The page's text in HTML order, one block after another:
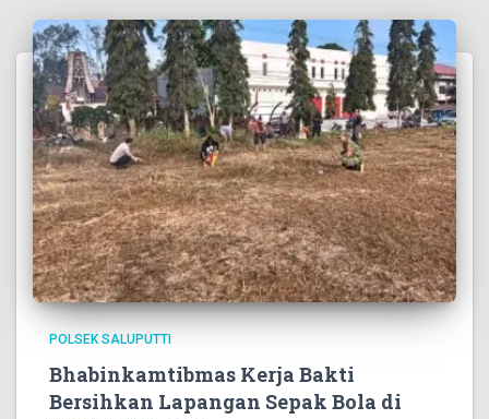
POLSEK SALUPUTTI
Bhabinkamtibmas Kerja Bakti
Bersihkan Lapangan Sepak Bola di